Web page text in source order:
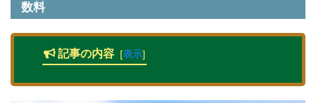
数料
記事の内容 [表示]